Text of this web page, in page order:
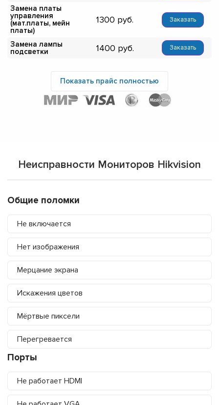
Замена платы
управления
(мат.платы, мейн
платы)
1300 Заказать
Замена лампы
подсветки
1400 Заказать
Показать прайс полностью
Неисправности Мониторов Hikvision
Общие поломки
Не включается
Нет изображения
Мерцание экрана
Искажения цветов
Мёртвые пиксели
Перегревается
Порты
Не работает HDMI